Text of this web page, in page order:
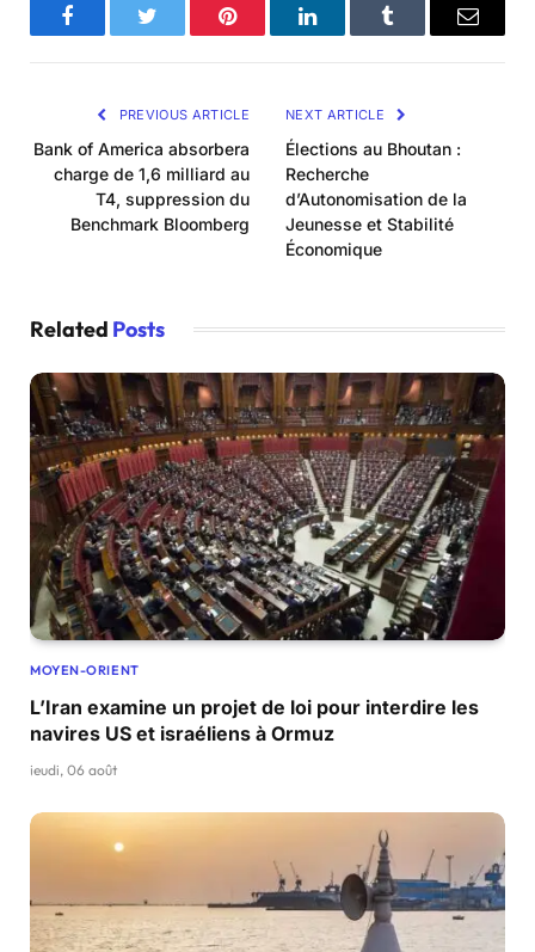
FacebookTwitter Pinterest LinkedInTumblr Email
PREVIOUS ARTICLE
Bank of America absorbera
charge de 1,6 milliard au
T4, suppression du
Benchmark Bloomberg
NEXT ARTICLE
Élections au Bhoutan :
Recherche
d’Autonomisation de la
Jeunesse et Stabilité
Économique
Related Posts
MOYEN-ORIENT
L’Iran examine un projet de loi pour interdire les
navires US et israéliens à Ormuz
jeudi, 06 août